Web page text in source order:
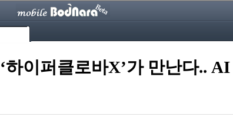
이퍼클로바X’가 만난다..